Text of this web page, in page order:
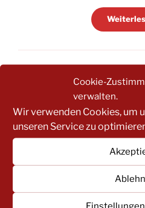
Cookie-
verwalten.
Wir verwenden Cookies, um
unseren Service zu
Beitragsnavigation
Vorheriger
ZURÜCK
VOLLVERSAMMLUNG